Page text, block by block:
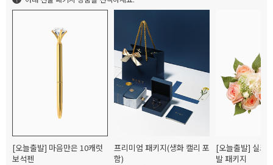
[오늘출발] 마음만은 10캐럿
보석펜
프리미엄 패키지(생화 캘리 포
함)
[오늘출발] 실크
발 패키지